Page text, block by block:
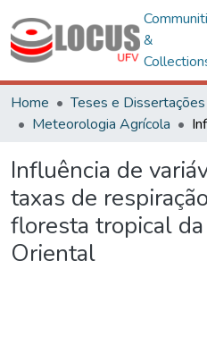
&
Home Teses e Dissertações
Meteorologia Agrícola
Influência de
taxas de
floresta tropical
Oriental